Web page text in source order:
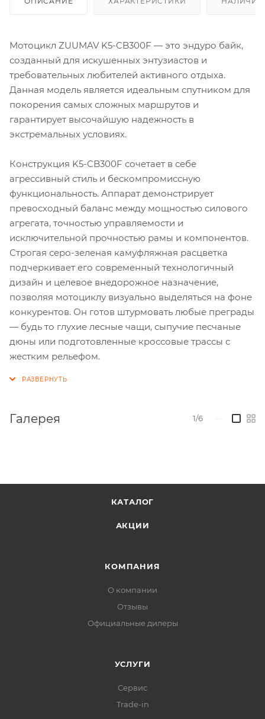
Мотоцикл ZUUMAV K5-CB300F — это эндуро байк,
созданный для искушенных энтузиастов и
требовательных любителей активного отдыха.
Данная модель является идеальным спутником для
покорения самых сложных маршрутов и
гарантирует высочайшую надежность в
экстремальных условиях.
Конструкция K5-CB300F сочетает в себе
агрессивный стиль и бескомпромиссную
функциональность. Аппарат демонстрирует
превосходный баланс между мощностью силового
агрегата, точностью управляемости и
исключительной прочностью рамы и компонентов.
Строгая серо-зеленая камуфляжная расцветка
подчеркивает его современный технологичный
дизайн и целевое внедорожное назначение,
позволяя мотоциклу визуально выделяться на фоне
конкурентов. Он готов штурмовать любые преграды
— будь то глухие лесные чащи, сыпучие песчаные
дюны или подготовленные кроссовые трассы с
жестким рельефом.
Галерея 1/6
КАТАЛОГ
АКЦИИ
КОМПАНИЯ
О компании
Отзывы
Официальные дилеры
УСЛУГИ
Сервис
Trade-in